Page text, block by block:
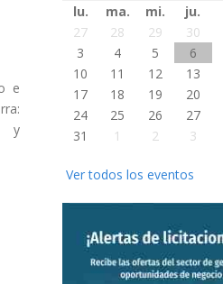
e
y
lu.
ma. mi. ju.
27
28 29 30
3
4 5 6
10
11 12 13
17
18 19 20
24
25 26 27
31
1 2 3
Ver todos los eventos